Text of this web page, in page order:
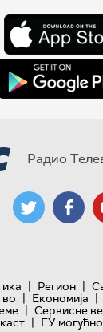
Радио
| Регион |
| Економија |
| Сервисне
| ЕУ